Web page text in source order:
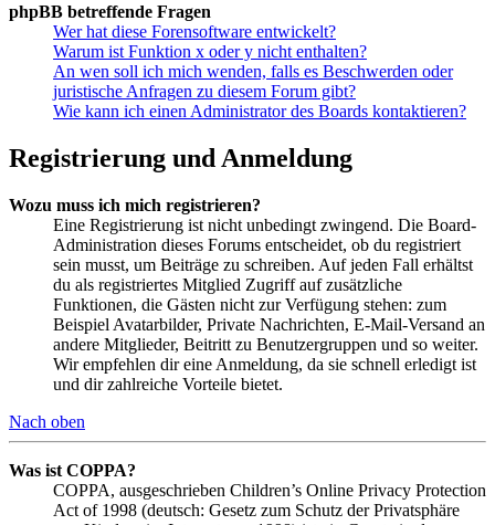
phpBB betreffende Fragen
Wer hat diese Forensoftware entwickelt?
Warum ist Funktion x oder y nicht enthalten?
An wen soll ich mich wenden, falls es Beschwerden oder
juristische Anfragen zu diesem Forum gibt?
Wie kann ich einen Administrator des Boards kontaktieren?
Registrierung und Anmeldung
Wozu muss ich mich registrieren?
Eine Registrierung ist nicht unbedingt zwingend. Die Board-
Administration dieses Forums entscheidet, ob du registriert
sein musst, um Beiträge zu schreiben. Auf jeden Fall erhältst
du als registriertes Mitglied Zugriff auf zusätzliche
Funktionen, die Gästen nicht zur Verfügung stehen: zum
Beispiel Avatarbilder, Private Nachrichten, E-Mail-Versand an
andere Mitglieder, Beitritt zu Benutzergruppen und so weiter.
Wir empfehlen dir eine Anmeldung, da sie schnell erledigt ist
und dir zahlreiche Vorteile bietet.
Nach oben
Was ist COPPA?
COPPA, ausgeschrieben Children’s Online Privacy Protection
Act of 1998 (deutsch: Gesetz zum Schutz der Privatsphäre